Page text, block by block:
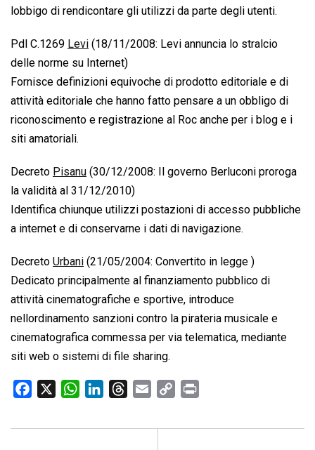
lobbigo di rendicontare gli utilizzi da parte degli utenti.
Pdl C.1269  Levi  (18/11/2008: Levi annuncia lo stralcio
delle norme su Internet)
Fornisce definizioni equivoche di prodotto editoriale e di
attività editoriale che hanno fatto pensare a un obbligo di
riconoscimento e registrazione al Roc anche per i blog e i
siti amatoriali.
Decreto  Pisanu  (30/12/2008: Il governo Berluconi proroga
la validità al 31/12/2010)
Identifica chiunque utilizzi postazioni di accesso pubbliche
a internet e di conservarne i dati di navigazione.
Decreto  Urbani  (21/05/2004: Convertito in legge )
Dedicato principalmente al finanziamento pubblico di
attività cinematografiche e sportive, introduce
nellordinamento sanzioni contro la pirateria musicale e
cinematografica commessa per via telematica, mediante
siti web o sistemi di file sharing.
c
W
a
n
r
a
p
i